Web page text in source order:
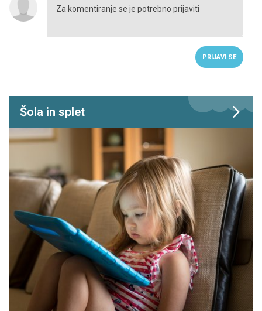
PRIJAVI SE
Šola in splet